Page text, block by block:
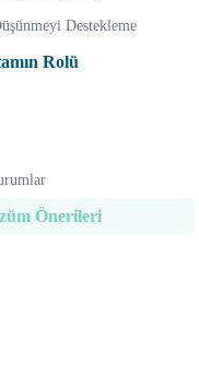
Destekleme
Rolü
Önerileri